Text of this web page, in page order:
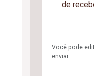
Você pode
enviar.